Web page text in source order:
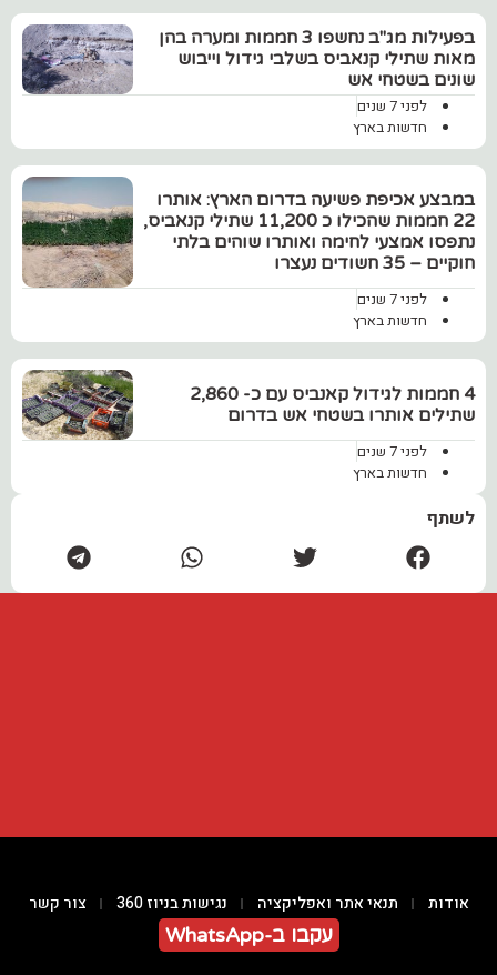
בפעילות מג"ב נחשפו 3 חממות ומערה בהן
מאות שתילי קנאביס בשלבי גידול וייבוש
שונים בשטחי אש
לפני 7 שנים
חדשות בארץ
במבצע אכיפת פשיעה בדרום הארץ: אותרו
22 חממות שהכילו כ 11,200 שתילי קנאביס,
נתפסו אמצעי לחימה ואותרו שוהים בלתי
חוקיים – 35 חשודים נעצרו
לפני 7 שנים
חדשות בארץ
4 חממות לגידול קאנביס עם כ- 2,860
שתילים אותרו בשטחי אש בדרום
לפני 7 שנים
חדשות בארץ
לשתף
אודות תנאי אתר ואפליקציה נגישות בניוז 360 צור קשר
עקבו ב-WhatsApp